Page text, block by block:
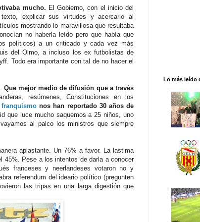
mucho. El Gobierno, con el inicio del
explicar sus virtudes y acercarlo al
mostrando lo maravillosa que resultaba
no haberla leído pero que había que
políticos) a un criticado y cada vez más
del Olmo, a incluso los ex futbolistas de
Todo era importante con tal de no hacer el
Que mejor medio de difusión que a través
resúmenes, Constituciones en los
nos han reportado 30 años de
que luce mucho saquemos a 25 niños, uno
al palco los ministros que siempre
aplastante. Un 76% a favor. La lastima
45%. Pese a los intentos de darla a conocer
franceses y neerlandeses votaron no y
referendum del ideario político (pregunten
las tripas en una larga digestión que
Lo más leído